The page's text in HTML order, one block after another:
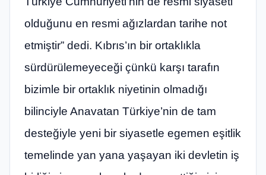
olduğunu en resmi ağızlardan tarihe not
etmiştir” dedi. Kıbrıs’ın bir ortaklıkla
sürdürülemeyeceği çünkü karşı tarafın
bizimle bir ortaklık niyetinin olmadığı
bilinciyle Anavatan Türkiye’nin de tam
desteğiyle yeni bir siyasetle egemen eşitlik
temelinde yan yana yaşayan iki devletin iş